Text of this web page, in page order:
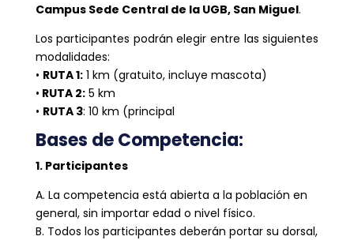
Campus Sede Central de la UGB, San Miguel.
Los participantes podrán elegir entre las siguientes
modalidades:
• RUTA 1:1 km (gratuito, incluye mascota)
• RUTA 2:5 km
• RUTA 3: 10 km (principal
Bases de Competencia:
1. Participantes
A. La competencia está abierta a la población en
general, sin importar edad o nivel físico.
B. Todos los participantes deberán portar su dorsal,